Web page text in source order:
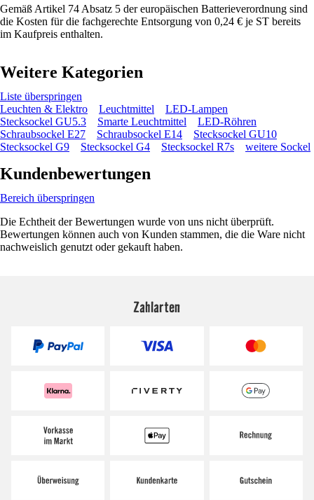
Gemäß Artikel 74 Absatz 5 der europäischen Batterieverordnung sind
die Kosten für die fachgerechte Entsorgung von 0,24 € je ST bereits
im Kaufpreis enthalten.
Weitere Kategorien
Liste überspringen
Leuchten & Elektro
Leuchtmittel
LED-Lampen
Stecksockel GU5.3
Smarte Leuchtmittel
LED-Röhren
Schraubsockel E27
Schraubsockel E14
Stecksockel GU10
Stecksockel G9
Stecksockel G4 Stecksockel R7s weitere Sockel
Kundenbewertungen
Bereich überspringen
Die Echtheit der Bewertungen wurde von uns nicht überprüft.
Bewertungen können auch von Kunden stammen, die die Ware nicht
nachweislich genutzt oder gekauft haben.
Zahlarten